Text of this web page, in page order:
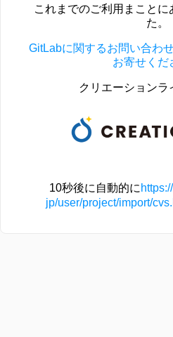
これまでのご利用まこと
た。
GitLabに関するお問い合わ
お寄せくだ
クリエーションラ
10秒後に自動的に
jp/user/project/import/